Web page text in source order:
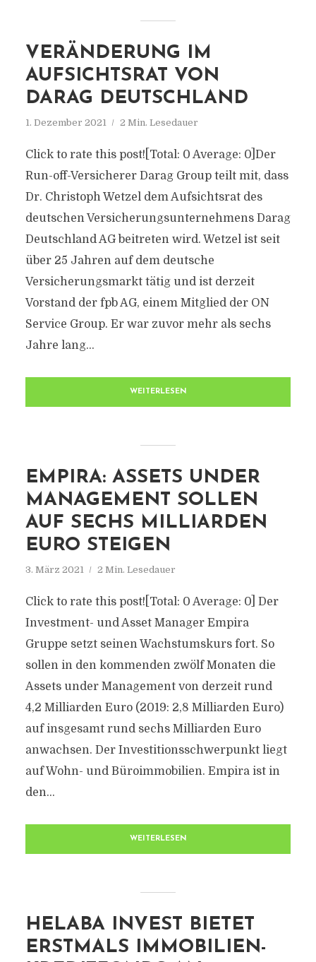
VERÄNDERUNG IM
AUFSICHTSRAT VON
DARAG DEUTSCHLAND
1. Dezember 2021 2 Min. Lesedauer
Click to rate this post![Total: 0 Average: 0]Der
Run-off-Versicherer Darag Group teilt mit, dass
Dr. Christoph Wetzel dem Aufsichtsrat des
deutschen Versicherungsunternehmens Darag
Deutschland AG beitreten wird. Wetzel ist seit
über 25 Jahren auf dem deutsche
Versicherungsmarkt tätig und ist derzeit
Vorstand der fpb AG, einem Mitglied der ON
Service Group. Er war zuvor mehr als sechs
Jahre lang...
WEITERLESEN
EMPIRA: ASSETS UNDER
MANAGEMENT SOLLEN
AUF SECHS MILLIARDEN
EURO STEIGEN
3. März 2021 2 Min. Lesedauer
Click to rate this post![Total: 0 Average: 0] Der
Investment- und Asset Manager Empira
Gruppe setzt seinen Wachstumskurs fort. So
sollen in den kommenden zwölf Monaten die
Assets under Management von derzeit rund
4,2 Milliarden Euro (2019: 2,8 Milliarden Euro)
auf insgesamt rund sechs Milliarden Euro
anwachsen. Der Investitionsschwerpunkt liegt
auf Wohn- und Büroimmobilien. Empira ist in
den...
WEITERLESEN
HELABA INVEST BIETET
ERSTMALS IMMOBILIEN-